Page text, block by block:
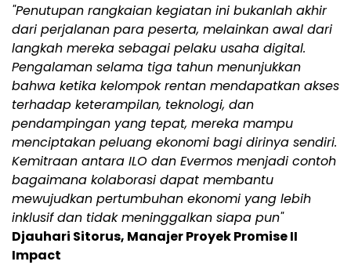
"Penutupan rangkaian kegiatan ini bukanlah akhir
dari perjalanan para peserta, melainkan awal dari
langkah mereka sebagai pelaku usaha digital.
Pengalaman selama tiga tahun menunjukkan
bahwa ketika kelompok rentan mendapatkan akses
terhadap keterampilan, teknologi, dan
pendampingan yang tepat, mereka mampu
menciptakan peluang ekonomi bagi dirinya sendiri.
Kemitraan antara ILO dan Evermos menjadi contoh
bagaimana kolaborasi dapat membantu
mewujudkan pertumbuhan ekonomi yang lebih
inklusif dan tidak meninggalkan siapa pun"
Djauhari Sitorus, Manajer Proyek Promise II
Impact